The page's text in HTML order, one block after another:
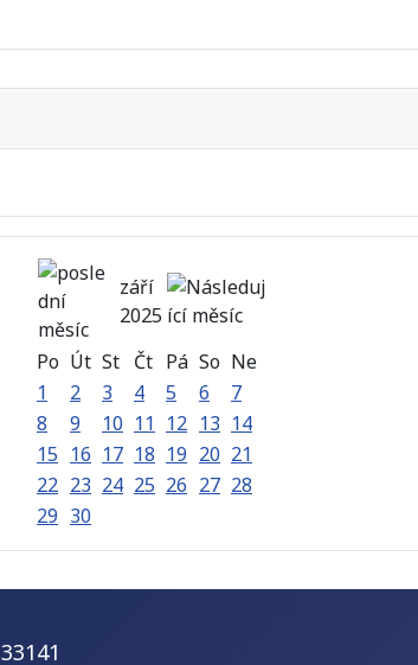
září
2025
Po Út St Čt Pá So Ne
1
2 3 4 5 6
7
8
9 10 11 12 13 14
15 16 17 18 19 20 21
22 23 24 25 26 27 28
29 30
33141